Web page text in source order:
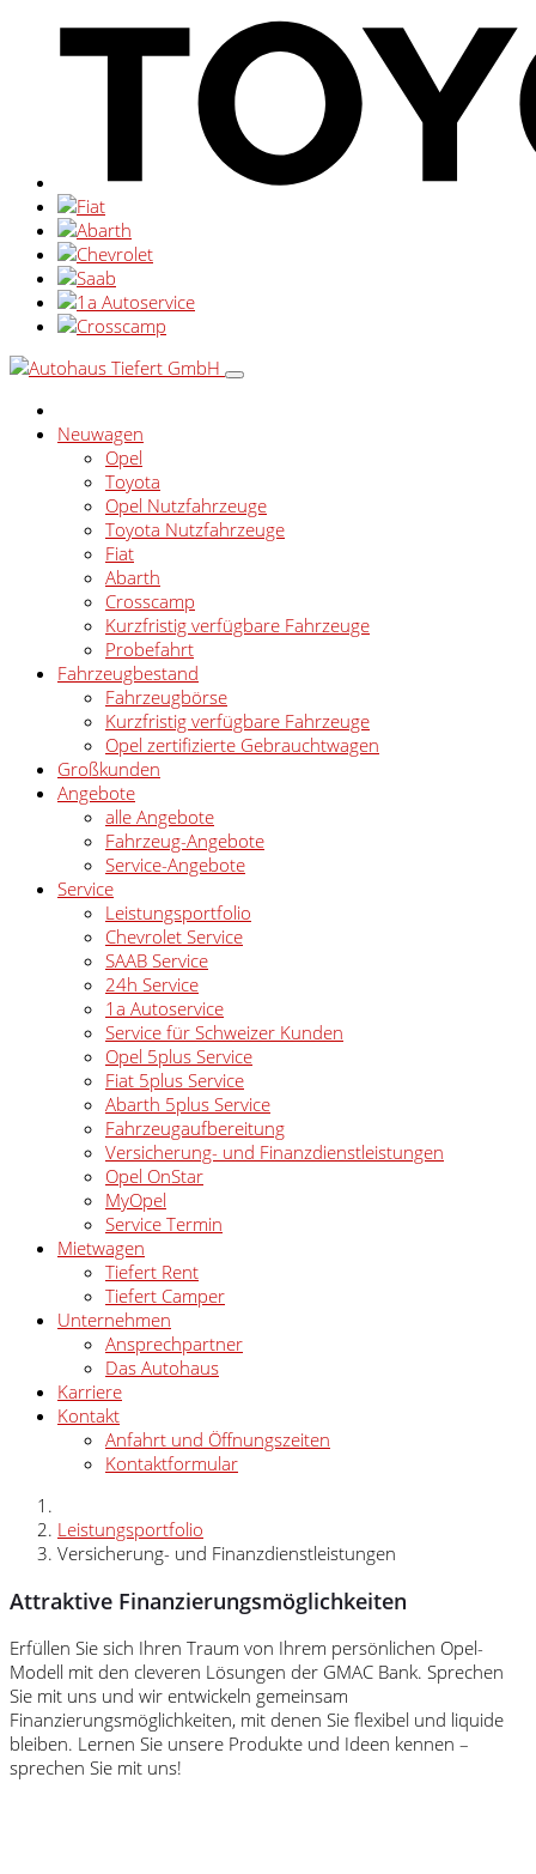
Neuwagen
Opel
Toyota
Opel Nutzfahrzeuge
Toyota Nutzfahrzeuge
Fiat
Abarth
Crosscamp
Kurzfristig verfügbare Fahrzeuge
Probefahrt
Fahrzeugbestand
Fahrzeugbörse
Kurzfristig verfügbare Fahrzeuge
Opel zertifizierte Gebrauchtwagen
Großkunden
Angebote
alle Angebote
Fahrzeug-Angebote
Service-Angebote
Service
Leistungsportfolio
Chevrolet Service
SAAB Service
24h Service
1a Autoservice
Service für Schweizer Kunden
Opel 5plus Service
Fiat 5plus Service
Abarth 5plus Service
Fahrzeugaufbereitung
Versicherung- und Finanzdienstleistungen
Opel OnStar
MyOpel
Service Termin
Mietwagen
Tiefert Rent
Tiefert Camper
Unternehmen
Ansprechpartner
Das Autohaus
Karriere
Kontakt
Anfahrt und Öffnungszeiten
Kontaktformular
Leistungsportfolio
Versicherung- und Finanzdienstleistungen
Attraktive Finanzierungsmöglichkeiten
Erfüllen Sie sich Ihren Traum von Ihrem persönlichen Opel-
Modell mit den cleveren Lösungen der GMAC Bank. Sprechen
Sie mit uns und wir entwickeln gemeinsam
Finanzierungsmöglichkeiten, mit denen Sie flexibel und liquide
bleiben. Lernen Sie unsere Produkte und Ideen kennen –
sprechen Sie mit uns!